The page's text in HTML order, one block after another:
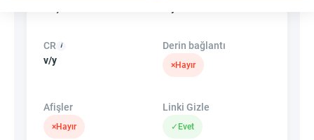
CR
v/y
Derin bağlantı
×Hayır
Afişler
×Hayır
Linki Gizle
✓ Evet